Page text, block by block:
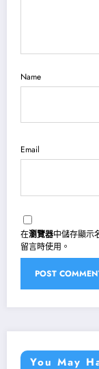
Name
Email
在瀏覽器中儲存顯示
留言時使用。
You May